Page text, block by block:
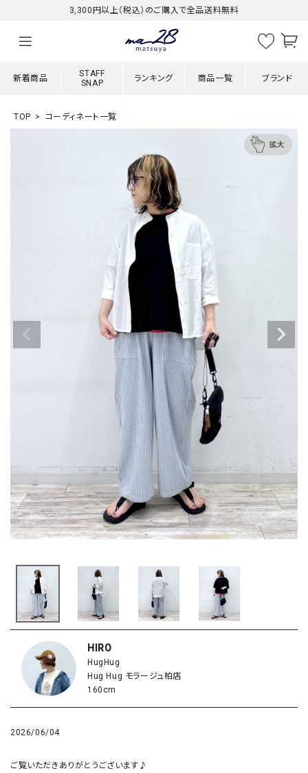
3,300円以上（税込）のご購入で全品送料無料
新着商品
STAFF
SNAP
ランキング 商品一覧 ブランド
TOP コーディネート一覧
HIRO
HugHug
Hug Hug モラージュ柏店
160cm
2026/06/04
ご覧いただきありがとうございます♪